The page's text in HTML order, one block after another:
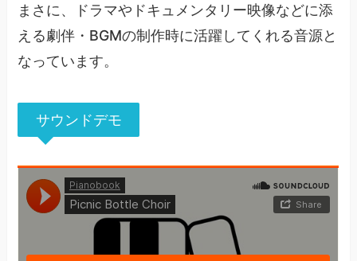
まさに、ドラマやドキュメンタリー映像などに添
える劇伴・BGMの制作時に活躍してくれる音源と
なっています。
サウンドデモ